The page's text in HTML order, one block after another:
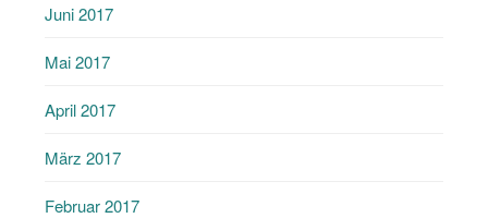
Juni 2017
Mai 2017
April 2017
März 2017
Februar 2017